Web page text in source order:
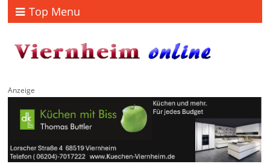
Top Menu
Anzeige